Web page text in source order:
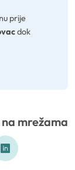
prije
dok
mrežama